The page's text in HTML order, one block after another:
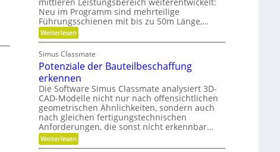
o
r
t
u
n
S
t
i
f
t
n
g
g
e
g
r
ü
n
d
e
t
l
e
P
l
a
n
e
t
e
n
g
e
t
r
i
e
b
Neu im Programm sind mehrteilige
Führungsschienen mit bis zu 50m Länge,…
Weiterlesen:
F
r
m
h
r
F
l
e
x
i
b
i
Simus Classmate
Potenziale der Bauteilbeschaffung
erkennen
Die Software Simus Classmate analysiert 3D-
CAD-Modelle nicht nur nach offensichtlichen
geometrischen Ähnlichkeiten, sondern auch
nach gleichen fertigungstechnischen
Anforderungen, die sonst nicht erkennbar…
Weiterlesen:
P